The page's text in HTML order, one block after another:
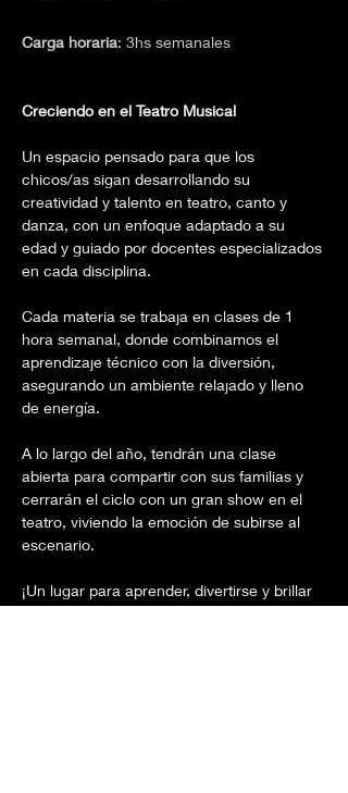
Carga horaria: 3hs semanales
Creciendo en el Teatro Musical
Un espacio pensado para que los
chicos/as sigan desarrollando su
creatividad y talento en teatro, canto y
danza, con un enfoque adaptado a su
edad y guiado por docentes especializados
en cada disciplina.
Cada materia se trabaja en clases de 1
hora semanal, donde combinamos el
aprendizaje técnico con la diversión,
asegurando un ambiente relajado y lleno
de energía.
A lo largo del año, tendrán una clase
abierta para compartir con sus familias y
cerrarán el ciclo con un gran show en el
teatro, viviendo la emoción de subirse al
escenario.
¡Un lugar para aprender, divertirse y brillar